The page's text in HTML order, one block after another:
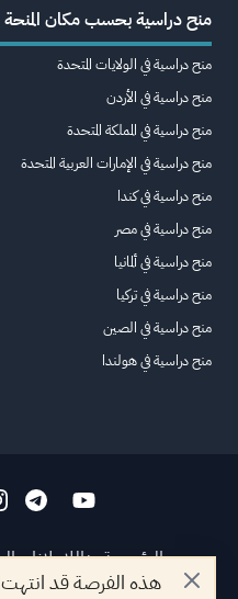
هذه الفرصة قد
منح دراسية بحسب مكان المنحة
منح دراسية في الولايات المتحدة
منح دراسية في الأردن
منح دراسية في المملكة المتحدة
منح دراسية في الإمارات العربية المتحدة
منح دراسية في كندا
منح دراسية في مصر
منح دراسية في ألمانيا
منح دراسية في تركيا
منح دراسية في الصين
منح دراسية في هولندا
الرئيسيةعناللاعلانات
الأسئلة